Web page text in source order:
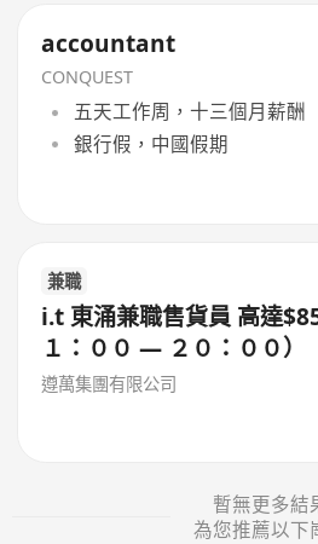
accountant
CONQUEST
五天工作周，十三個月薪酬
銀行假，中國假期
兼職
i.t 東涌兼職售貨員 高達
１：００ — ２０：００）
遵萬集團有限公司
暫無更多結
為您推薦以下